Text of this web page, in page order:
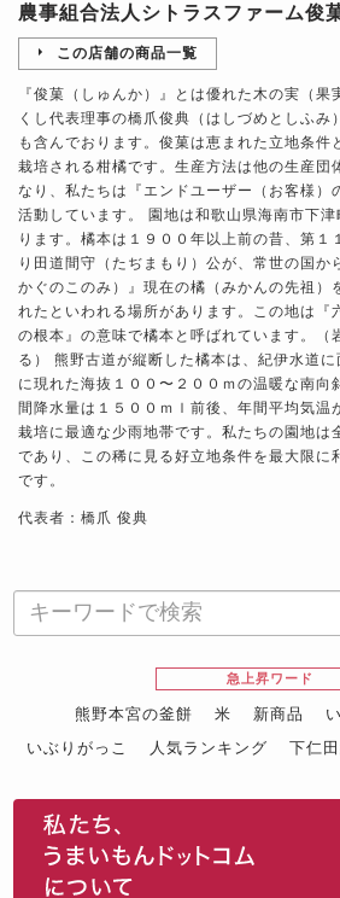
農事組合法人シトラスファーム俊
この店舗の商品一覧
『俊菓（しゅんか）』とは優れた木の実（果
くし代表理事の橋爪俊典（はしづめとしふみ
も含んでおります。俊菓は恵まれた立地条件
栽培される柑橘です。生産方法は他の生産団
なり、私たちは『エンドユーザー（お客様）
活動しています。 園地は和歌山県海南市下
ります。橘本は１９００年以上前の昔、第
り田道間守（たぢまもり）公が、常世の国か
かぐのこのみ）』現在の橘（みかんの先祖）
れたといわれる場所があります。この地は『
の根本』の意味で橘本と呼ばれています。
る） 熊野古道が縦断した橘本は、紀伊水道
に現れた海抜１００〜２００ｍの温暖な南向
間降水量は１５００ｍｌ前後、年間平均気
栽培に最適な少雨地帯です。私たちの園地は
であり、この稀に見る好立地条件を最大限に
です。
代表者：橋爪 俊典
急上昇ワード
熊野本宮の釜餅 米 新商品
いぶりがっこ
人気ランキング 下仁